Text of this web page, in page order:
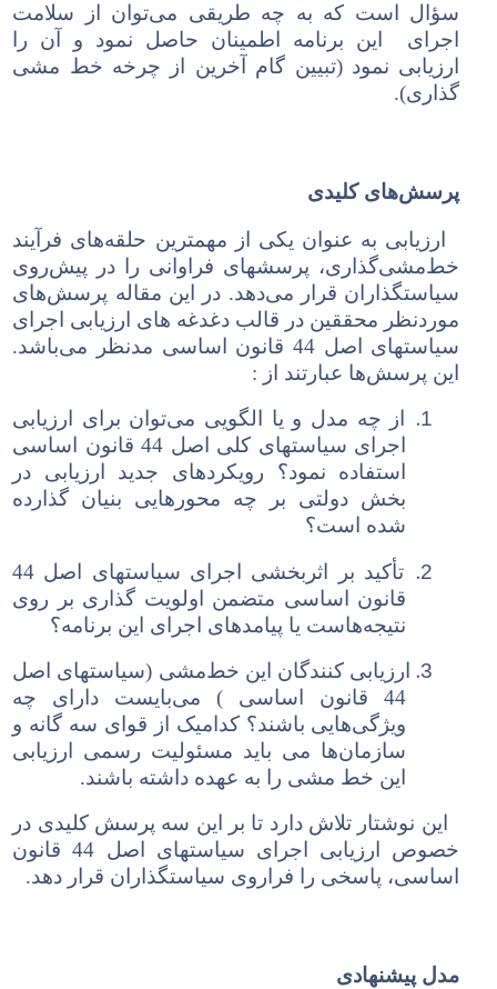
سؤال است که به چه طریقی می‌توان از سلامت
اجرای این برنامه اطمینان حاصل نمود و آن را
ارزیابی نمود (تبیین گام آخرین از چرخه خط مشی
گذاری).
پرسش‌های کلیدی
ارزیابی به عنوان یکی از مهمترین حلقه‌های فرآیند
خط‌مشی‌گذاری، پرسشهای فراوانی را در پیش‌روی
سیاستگذاران قرار می‌دهد. در این مقاله پرسش‌های
مورد‌نظر محققین در قالب دغدغه های ارزیابی اجرای
سیاستهای اصل 44 قانون اساسی مدنظر می‌باشد.
این پرسش‌ها عبارتند از :
1.
از چه مدل و یا الگویی می‌توان برای ارزیابی
اجرای سیاستهای کلی اصل 44 قانون اساسی
استفاده نمود؟ رویکردهای جدید ارزیابی در
بخش دولتی بر چه محورهایی بنیان گذارده
شده است؟
2.
تأکید بر اثربخشی اجرای سیاستهای اصل 44
قانون اساسی متضمن اولویت گذاری بر روی
نتیجه‌هاست یا پیامدهای اجرای این برنامه؟
3.
ارزیابی کنندگان این خط‌مشی (سیاستهای اصل
44 قانون اساسی ) می‌بایست دارای چه
ویژگی‌هایی باشند؟ کدامیک از قوای سه گانه و
سازمانها می باید مسئولیت رسمی ارزیابی
این خط مشی را به عهده داشته باشند.
این نوشتار تلاش دارد تا بر این سه پرسش کلیدی در
خصوص ارزیابی اجرای سیاستهای اصل 44 قانون
اساسی، پاسخی را فراروی سیاستگذاران قرار دهد.
مدل پیشنهادی